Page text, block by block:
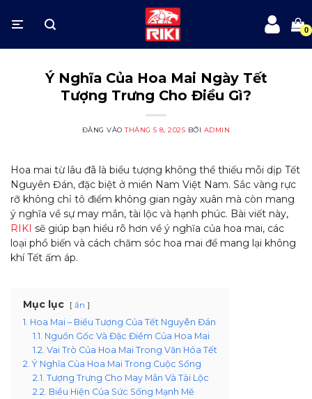
qua
dung
Ý Nghĩa Của Hoa Mai Ngày Tết
Tượng Trưng Cho Điều Gì?
ĐĂNG VÀOTHÁNG 5 8, 2025 BỞI ADMIN
Hoa mai từ lâu đã là biểu tượng không thể thiếu mỗi dịp Tết
Nguyên Đán, đặc biệt ở miền Nam Việt Nam. Sắc vàng rực
rỡ không chỉ tô điểm không gian ngày xuân mà còn mang
ý nghĩa về sự may mắn, tài lộc và hạnh phúc. Bài viết này,
RIKI sẽ giúp bạn hiểu rõ hơn về ý nghĩa của hoa mai, các
loại phổ biến và cách chăm sóc hoa mai để mang lại không
khí Tết ấm áp.
Mục lục ẩn
1. Hoa Mai – Biểu Tượng Của Tết Nguyên Đán
1.1. Nguồn Gốc Và Đặc Điểm Của Hoa Mai
1.2. Vai Trò Của Hoa Mai Trong Văn Hóa Tết
2. Ý Nghĩa Của Hoa Mai Trong Cuộc Sống
2.1. Tượng Trưng Cho May Mắn Và Tài Lộc
2.2. Biểu Hiện Của Sức Sống Mạnh Mẽ